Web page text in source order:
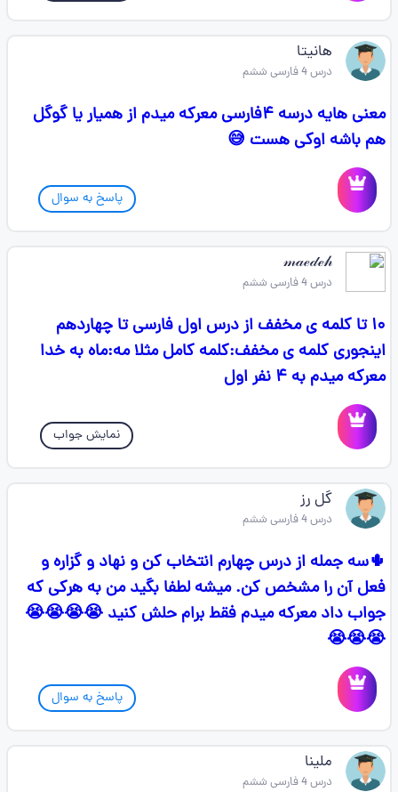
هانیتا
درس 4 فارسی ششم
معنی هایه درسه ۴فارسی معرکه میدم از همیار یا گوگل
هم باشه اوکی هست 😅
پاسخ به سوال
𝓂𝒶ℯ𝒹ℯ𝒽
درس 4 فارسی ششم
۱۰ تا کلمه ی مخفف از درس اول فارسی تا چهاردهم
اینجوری کلمه ی مخفف:کلمه کامل مثلا مه:ماه به خدا
معرکه میدم به ۴ نفر اول
نمایش جواب
گل رز
درس 4 فارسی ششم
🌵سه جمله از درس چهارم انتخاب کن و نهاد و گزاره و
فعل آن را مشخص کن. میشه لطفا بگید من به هرکی که
جواب داد معرکه میدم فقط برام حلش کنید 😭😭😭😭
😭😭😭
پاسخ به سوال
ملینا
درس 4 فارسی ششم